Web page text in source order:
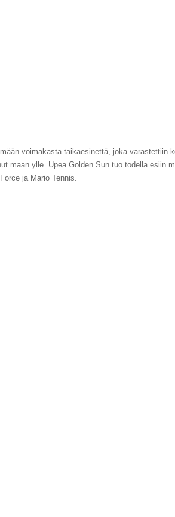
voimakasta taikaesinettä, joka
maan ylle. Upea Golden Sun tuo todella
ja Mario Tennis.